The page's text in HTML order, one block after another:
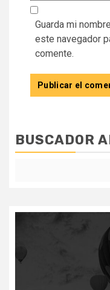
Guarda mi
este navegador
comente.
BUSCADOR